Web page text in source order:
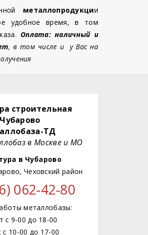
металлопродукции
удобное время, в том
Оплата: наличный и
, в том числе и у Вас на
строительная
Чубарово
ТД
в Москве и МО
в Чубарово
Чеховский район
062-42-80
металлобазы:
с 9-00 до 18-00
с 10-00 до 17-00